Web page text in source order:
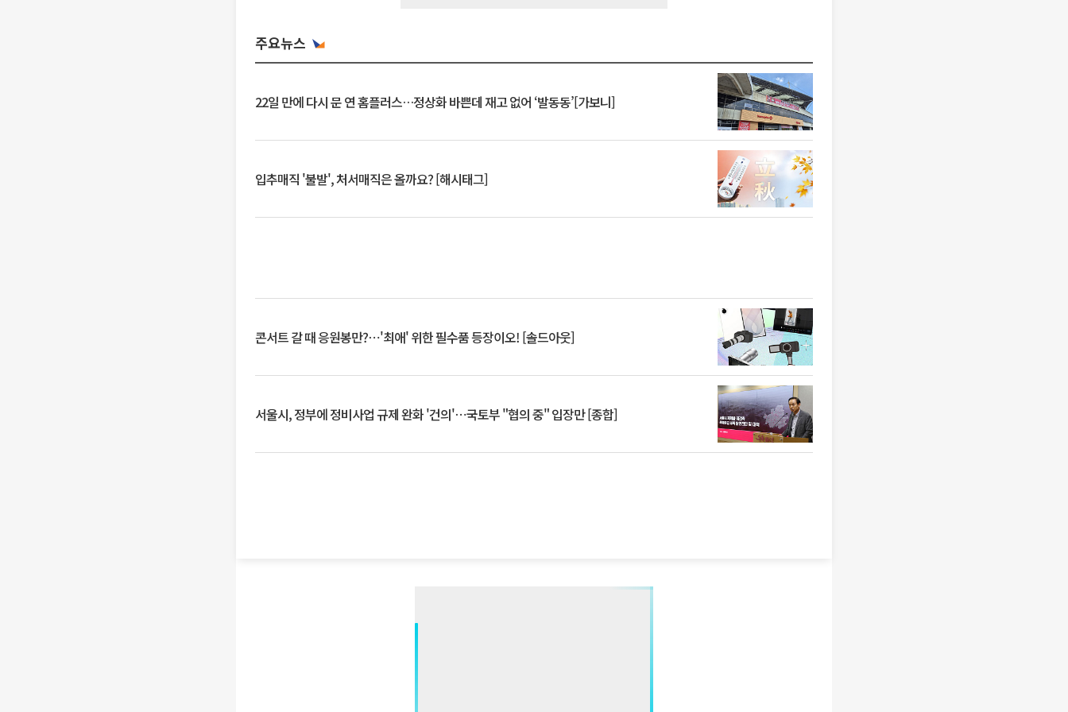
주요뉴스
22일 만에 다시 문 연 홈플러스…정상화 바쁜데 재고 없어 ‘발동동’[가보니]
입추매직 '불발', 처서매직은 올까요? [해시태그]
콘서트 갈 때 응원봉만?⋯'최애' 위한 필수품 등장이오! [솔드아웃]
서울시, 정부에 정비사업 규제 완화 '건의'⋯국토부 "협의 중" 입장만 [종합]